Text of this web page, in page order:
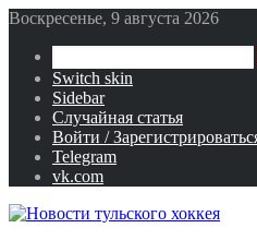
Воскресенье, 9 августа 2026
Switch skin
Sidebar
Случайная статья
Войти /
Telegram
vk.com